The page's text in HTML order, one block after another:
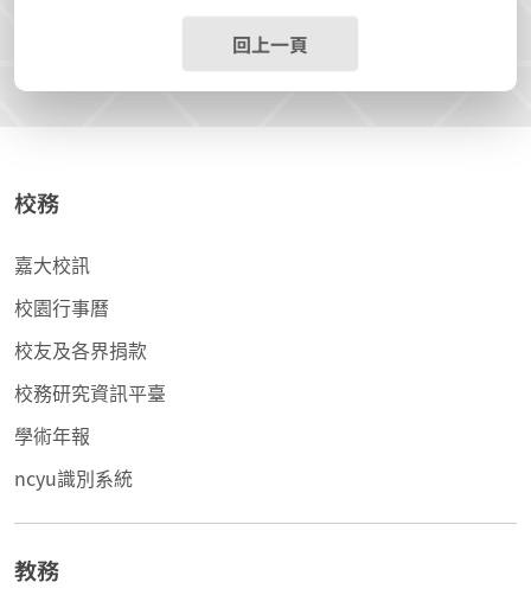
回上一頁
校務
嘉大校訊
校園行事曆
校友及各界捐款
校務研究資訊平臺
學術年報
ncyu識別系統
教務